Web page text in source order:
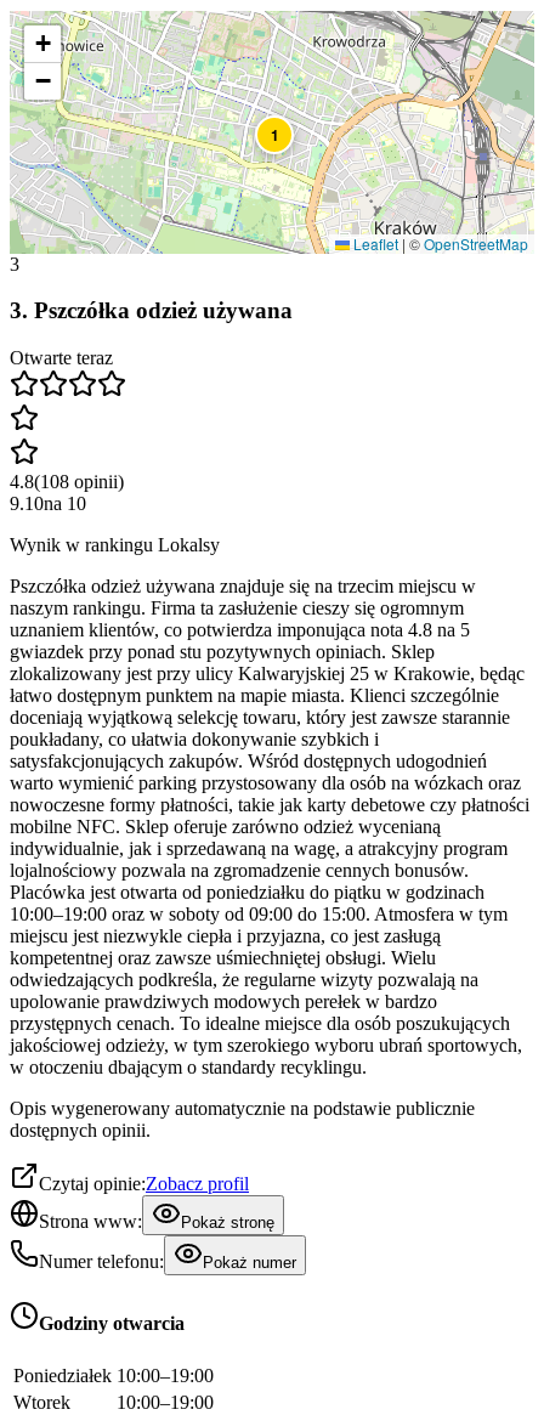
1
+
−
Leaflet | ©OpenStreetMap
3
3. Pszczółka odzież używana
Otwarte teraz
4.8(108 opinii)
9.10na 10
Wynik w rankingu Lokalsy
Pszczółka odzież używana znajduje się na trzecim miejscu w
naszym rankingu. Firma ta zasłużenie cieszy się ogromnym
uznaniem klientów, co potwierdza imponująca nota 4.8 na 5
gwiazdek przy ponad stu pozytywnych opiniach. Sklep
zlokalizowany jest przy ulicy Kalwaryjskiej 25 w Krakowie, będąc
łatwo dostępnym punktem na mapie miasta. Klienci szczególnie
doceniają wyjątkową selekcję towaru, który jest zawsze starannie
poukładany, co ułatwia dokonywanie szybkich i
satysfakcjonujących zakupów. Wśród dostępnych udogodnień
warto wymienić parking przystosowany dla osób na wózkach oraz
nowoczesne formy płatności, takie jak karty debetowe czy płatności
mobilne NFC. Sklep oferuje zarówno odzież wycenianą
indywidualnie, jak i sprzedawaną na wagę, a atrakcyjny program
lojalnościowy pozwala na zgromadzenie cennych bonusów.
Placówka jest otwarta od poniedziałku do piątku w godzinach
10:00–19:00 oraz w soboty od 09:00 do 15:00. Atmosfera w tym
miejscu jest niezwykle ciepła i przyjazna, co jest zasługą
kompetentnej oraz zawsze uśmiechniętej obsługi. Wielu
odwiedzających podkreśla, że regularne wizyty pozwalają na
upolowanie prawdziwych modowych perełek w bardzo
przystępnych cenach. To idealne miejsce dla osób poszukujących
jakościowej odzieży, w tym szerokiego wyboru ubrań sportowych,
w otoczeniu dbającym o standardy recyklingu.
Opis wygenerowany automatycznie na podstawie publicznie
dostępnych opinii.
Czytaj opinie:Zobacz profil
Strona www:
Pokaż stronę
Numer telefonu: Pokaż numer
Godziny otwarcia
Poniedziałek 10:00–19:00
Wtorek
10:00–19:00